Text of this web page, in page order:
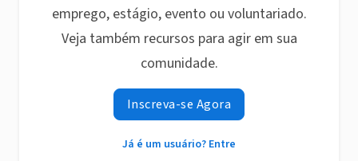
emprego, estágio, evento ou voluntariado.
Veja também recursos para agir em sua
comunidade.
Inscreva-se Agora
Já é um usuário? Entre